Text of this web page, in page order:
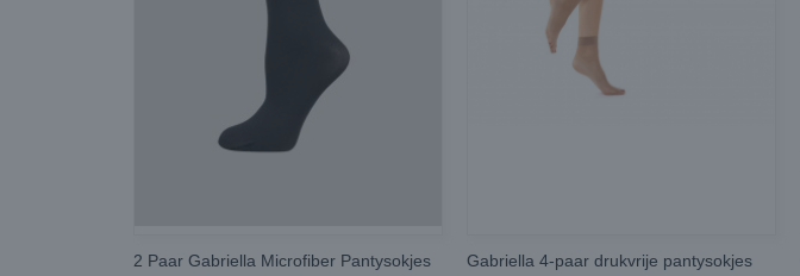
2 Paar Gabriella Microfiber Pantysokjes
Gabriella 4-paar drukvrije pantysokjes